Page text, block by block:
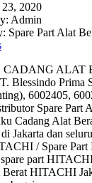
23, 2020
Admin
Spare Part Alat
CADANG ALAT
Blessindo Prima
6002405,
Spare Part
Cadang Alat
Jakarta dan
/ Spare Part
part
Berat HITACHI